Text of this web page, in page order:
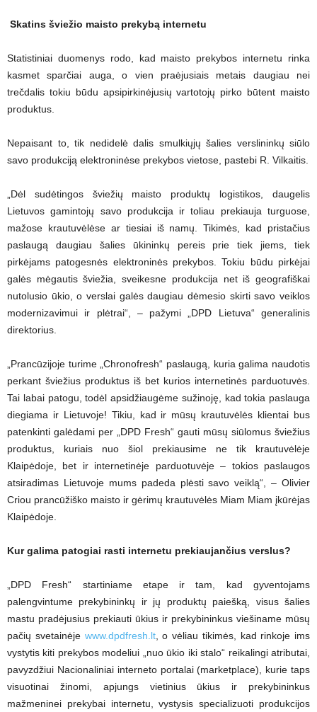
Skatins šviežio maisto prekybą internetu
Statistiniai duomenys rodo, kad maisto prekybos internetu rinka
kasmet sparčiai auga, o vien praėjusiais metais daugiau nei
trečdalis tokiu būdu apsipirkinėjusių vartotojų pirko būtent maisto
produktus.
Nepaisant to, tik nedidelė dalis smulkiųjų šalies verslininkų siūlo
savo produkciją elektroninėse prekybos vietose, pastebi R. Vilkaitis.
„Dėl sudėtingos šviežių maisto produktų logistikos, daugelis
Lietuvos gamintojų savo produkcija ir toliau prekiauja turguose,
mažose krautuvėlėse ar tiesiai iš namų. Tikimės, kad pristačius
paslaugą daugiau šalies ūkininkų pereis prie tiek jiems, tiek
pirkėjams patogesnės elektroninės prekybos. Tokiu būdu pirkėjai
galės mėgautis šviežia, sveikesne produkcija net iš geografiškai
nutolusio ūkio, o verslai galės daugiau dėmesio skirti savo veiklos
modernizavimui ir plėtrai“, – pažymi „DPD Lietuva“ generalinis
direktorius.
„Prancūzijoje turime „Chronofresh“ paslaugą, kuria galima naudotis
perkant šviežius produktus iš bet kurios internetinės parduotuvės.
Tai labai patogu, todėl apsidžiaugėme sužinoję, kad tokia paslauga
diegiama ir Lietuvoje! Tikiu, kad ir mūsų krautuvėlės klientai bus
patenkinti galėdami per „DPD Fresh“ gauti mūsų siūlomus šviežius
produktus, kuriais nuo šiol prekiausime ne tik krautuvėlėje
Klaipėdoje, bet ir internetinėje parduotuvėje – tokios paslaugos
atsiradimas Lietuvoje mums padeda plėsti savo veiklą“, – Olivier
Criou prancūžiško maisto ir gėrimų krautuvėlės Miam Miam įkūrėjas
Klaipėdoje.
Kur galima patogiai rasti internetu prekiaujančius verslus?
„DPD Fresh“ startiniame etape ir tam, kad gyventojams
palengvintume prekybininkų ir jų produktų paiešką, visus šalies
mastu pradėjusius prekiauti ūkius ir prekybininkus viešiname mūsų
pačių svetainėje www.dpdfresh.lt, o vėliau tikimės, kad rinkoje ims
vystytis kiti prekybos modeliui „nuo ūkio iki stalo“ reikalingi atributai,
pavyzdžiui Nacionaliniai interneto portalai (marketplace), kurie taps
visuotinai žinomi, apjungs vietinius ūkius ir prekybininkus
mažmeninei prekybai internetu, vystysis specializuoti produkcijos